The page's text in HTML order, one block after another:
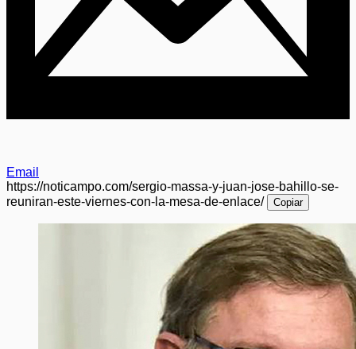
Email
https://noticampo.com/sergio-massa-y-juan-jose-bahillo-se-
reuniran-este-viernes-con-la-mesa-de-enlace/
Copiar